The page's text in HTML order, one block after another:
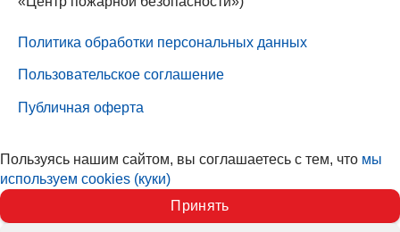
Политика обработки персональных данных
Пользовательское соглашение
Публичная оферта
Пользуясь нашим сайтом, вы соглашаетесь с тем, что мы
используем cookies (куки)
Принять